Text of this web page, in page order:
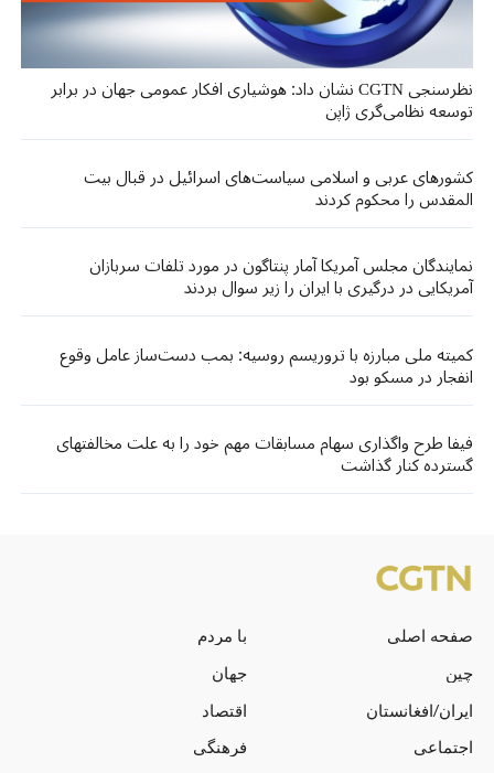
نظرسنجی CGTN نشان داد: هوشیاری افکار عمومی جهان در برابر
توسعه نظامی‌گری ژاپن
کشورهای عربی و اسلامی سیاست‌های اسرائیل در قبال بیت
المقدس را محکوم کردند
نمایندگان مجلس آمریکا آمار پنتاگون در مورد تلفات سربازان
آمریکایی در درگیری با ایران را زیر سوال بردند
کمیته ملی مبارزه با تروریسم روسیه: بمب دست‌ساز عامل وقوع
انفجار در مسکو بود
فیفا طرح واگذاری سهام مسابقات مهم خود را به علت مخالفتهای
گسترده کنار گذاشت
صفحه اصلی
با مردم
چین
جهان
ایران/افغانستان
اقتصاد
اجتماعی
فرهنگی